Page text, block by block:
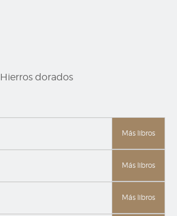
Hierros dorados
Más libros
Más libros
Más libros